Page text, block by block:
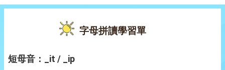
字母拼讀學習單
短母音：_it / _ip